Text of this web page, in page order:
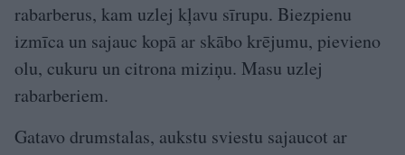
rabarberus, kam uzlej kļavu sīrupu. Biezpienu
izmīca un sajauc kopā ar skābo krējumu, pievieno
olu, cukuru un citrona miziņu. Masu uzlej
rabarberiem.
Gatavo drumstalas, aukstu sviestu sajaucot ar